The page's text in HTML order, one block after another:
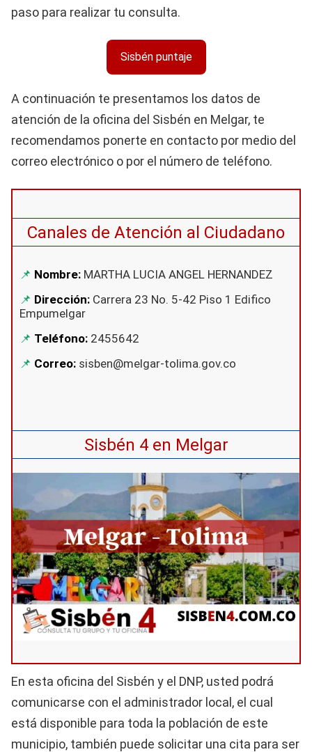
paso para realizar tu consulta.
Sisbén puntaje
A continuación te presentamos los datos de
atención de la oficina del Sisbén en Melgar, te
recomendamos ponerte en contacto por medio del
correo electrónico o por el número de teléfono.
Canales de Atención al Ciudadano
Nombre: MARTHA LUCIA ANGEL HERNANDEZ
Dirección: Carrera 23 No. 5-42 Piso 1 Edifico
Empumelgar
Teléfono: 2455642
Correo: sisben@melgar-tolima.gov.co
Sisbén 4 en Melgar
En esta oficina del Sisbén y el DNP, usted podrá
comunicarse con el administrador local, el cual
está disponible para toda la población de este
municipio, también puede solicitar una cita para ser